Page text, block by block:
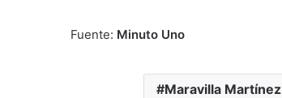
Fuente: Minuto Uno
Maravilla Martínez